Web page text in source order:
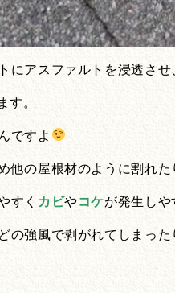
にアスファルトを浸透さ
す。
ですよ
他の屋根材のように割れ
すく カビやコケが発生しや
の強風で剥がれてしまった